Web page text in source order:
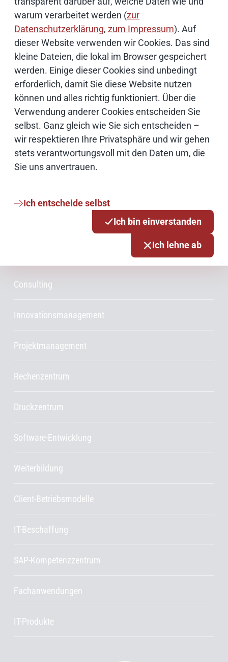
warum verarbeitet werden (zur
Datenschutzerklärung,zum Impressum). Auf
dieser Website verwenden wir Cookies. Das sind
kleine Dateien, die lokal im Browser gespeichert
werden. Einige dieser Cookies sind unbedingt
erforderlich, damit Sie diese Website nutzen
können und alles richtig funktioniert. Über die
Verwendung anderer Cookies entscheiden Sie
selbst. Ganz gleich wie Sie sich entscheiden –
wir respektieren Ihre Privatsphäre und wir gehen
stets verantwortungsvoll mit den Daten um, die
Sie uns anvertrauen.
Ich entscheide selbst
Ich bin einverstanden
Ich lehne ab
Schwerpunktthemen
Künstliche Intelligenz
Open Source
IT Sicherheit
Onlinezugangsgesetz
Consulting
Innovationsmanagement
Projektmanagement
Rechenzentrum
Druckzentrum
Software-Entwicklung
Weiterbildung
Client-Betriebsmodelle
IT-Beschaffung
SAP-Kompetenzzentrum
Fachanwendungen
IT-Produkte